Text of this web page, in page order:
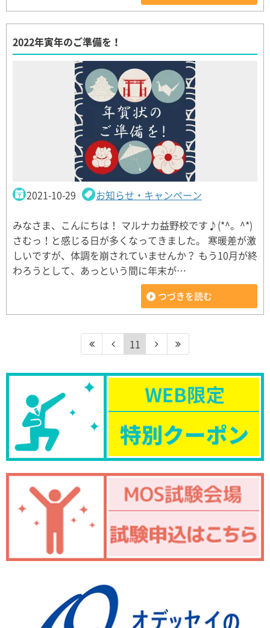
2022年寅年のご準備を！
2021-10-29 お知らせ・キャンペーン
みなさま、こんにちは！ マルナカ益野校です♪(*^。^*)
さむっ！と感じる日が多くなってきました。 寒暖差が激
しいですが、体調を崩されていませんか？ もう10月が終
わろうとして、あっという間に年末が…
つづきを読む
11